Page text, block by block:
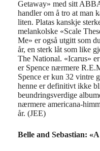
Getaway» med sitt
handler om å tro at man
liten. Platas kanskje
melankolske «Scale
Me» er også utgitt som
år, en sterk låt som like
The National. «Icarus» er
er Spence nærmere
Spence er kun 32 vintre
henne erdefinitivt ikke
beundringsverdige
nærmere americana-
år. (JEE)
Belle and Sebastian: